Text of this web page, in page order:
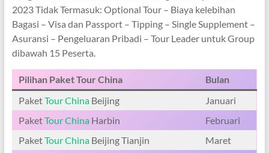
2023 Tidak Termasuk: Optional Tour – Biaya kelebihan
Bagasi – Visa dan Passport – Tipping – Single Supplement –
Asuransi – Pengeluaran Pribadi – Tour Leader untuk Group
dibawah 15 Peserta.
Pilihan Paket Tour China
Bulan
PaketTour ChinaBeijing
Januari
PaketTour ChinaHarbin
Februari
PaketTour ChinaBeijing Tianjin
Maret